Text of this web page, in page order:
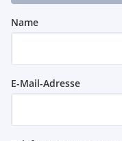
Name
E-Mail-Adresse